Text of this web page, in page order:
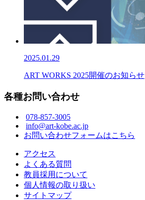
2025.01.29
ART WORKS 2025開催のお知らせ
各種お問い合わせ
078-857-3005
info@art-kobe.ac.jp
お問い合わせフォームはこちら
アクセス
よくある質問
教員採用について
個人情報の取り扱い
サイトマップ